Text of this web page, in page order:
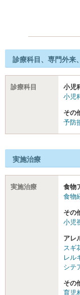
診療科目、専門外来
診療科目
小児
小児
その
予防
実施治療
実施治療
食物
食物
その
小児
アレ
スギ
レル
シテ
その
育児